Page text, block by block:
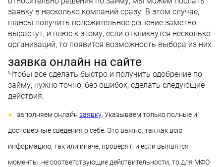
заявку в несколько компаний сразу. В этом случае,
шансы получить положительное решение заметно
вырастут, и плюс к этому, если откликнутся несколько
организаций, то появится возможность выбора из них.
заявка онлайн на сайте
Чтобы все сделать быстро и получить одобрение по
займу, нужно точно, без ошибок, сделать следующие
действия:
заполняем онлайн заявку . Указываем только полные и
достоверные сведения о себе. Это важно, так как всю
информацию, так или иначе, проверят, и если выявятся
моменты, не соответствующие действительности, то для МФО